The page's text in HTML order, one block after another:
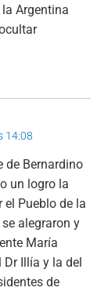
Argentina
14:08
de Bernardino
un logro la
el Pueblo de la
alegraron y
María
Illía y la del
de